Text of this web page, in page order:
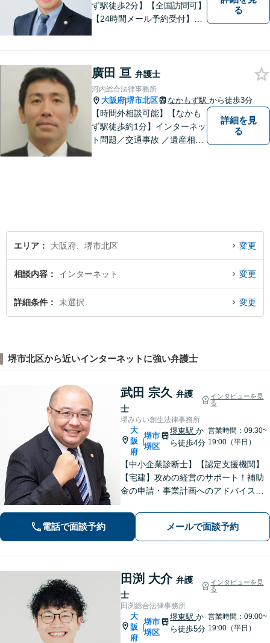
ず駅徒歩2分】【全国訪問可】
【24時間メール予約受付】
ます。
る
廣田 亘 弁護士
河内総合法律事務所
大阪府|堺市北区 なかもず駅 から徒歩3分
【時間外相談可能】【なかも
ず駅徒歩約1分】インターネッ
ト問題／交通事故 ／遺産相
詳細を見
る
エリア 大阪府、堺市北区 変更
相談内容 インターネット 変更
詳細条件 未選択 変更
堺市北区から近いインターネットに強い弁護士
武田 宗久 弁護
士
インタビューを見
る
堺みらい創生法律事務所
大
阪
府
|
堺市
堺区
堺東駅か
ら徒歩4分
営業時間：09:30~
19:00（平日）
【中小企業診断士】【認定支援機関】
【宅建】攻めの経営のサポート！補助
金の申請・事業計画へのアドバイス／
せ！財産分与・事業継承／交通事故／
債務整理／労働問題も【夜間・休日面
談】【完全個室】【堺東駅4分】
電話で面談予約 メールで面談予約
田渕 大介 弁護
士
インタビューを見
る
田渕総合法律事務所
大
阪
府
|
堺市
堺区
堺東駅か
ら徒歩5分
営業時間：09:00~
19:00（平日）